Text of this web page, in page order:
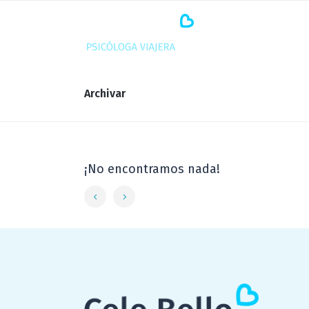
Archivar
¡No encontramos nada!